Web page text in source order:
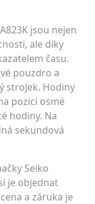
jsou nejen
ale díky
času.
pouzdro a
strojek. Hodiny
pozici osmé
hodiny. Na
sekundová
Seiko
je objednat
a záruka je